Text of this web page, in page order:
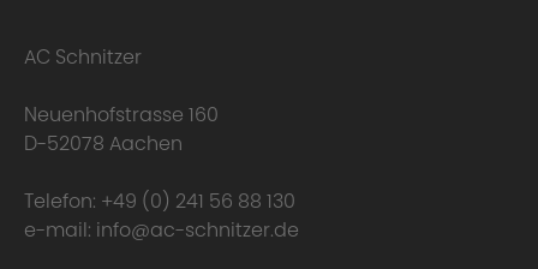
AC Schnitzer
Neuenhofstrasse 160
D-52078 Aachen
Telefon: +49 (0) 241 56 88 130
e-mail: info@ac-schnitzer.de